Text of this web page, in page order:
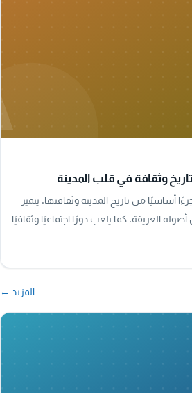
وثقافة في قلب المدينة
أساسيًا من تاريخ المدينة وثقافتها. يتميز
العريقة. كما يلعب دورًا اجتماعيًا وثقافيًا
المزيد ←